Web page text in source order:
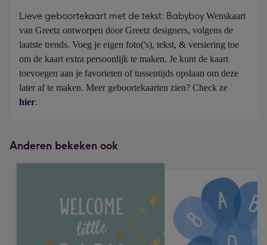
Lieve geboortekaart met de tekst: Babyboy Wenskaart
van Greetz ontworpen door Greetz designers, volgens de
laatste trends. Voeg je eigen foto('s), tekst, & versiering toe
om de kaart extra persoonlijk te maken. Je kunt de kaart
toevoegen aan je favorieten of tussentijds opslaan om deze
hier.
Anderen bekeken ook